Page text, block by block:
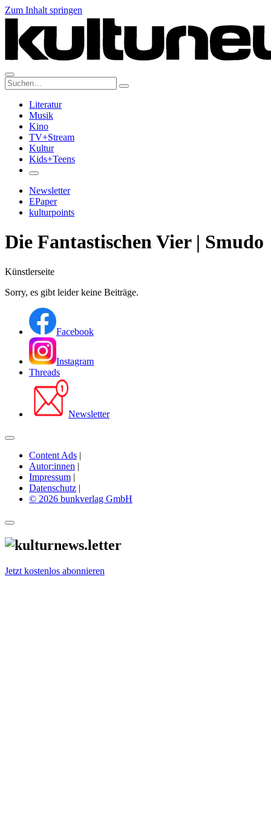
Zum Inhalt springen
Suche:
Literatur
Musik
Kino
TV+Stream
Kultur
Kids+Teens
Newsletter
EPaper
kulturpoints
Die Fantastischen Vier | Smudo
Künstlerseite
Sorry, es gibt leider keine Beiträge.
Facebook
Instagram
Threads
Newsletter
Content Ads |
Autor:innen |
Impressum |
Datenschutz |
© 2026 bunkverlag GmbH
Jetzt kostenlos abonnieren